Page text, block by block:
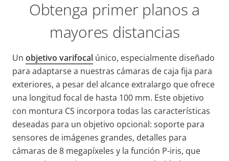
Obtenga primer planos a
mayores distancias
Un objetivo varifocal único, especialmente diseñado
para adaptarse a nuestras cámaras de caja fija para
exteriores, a pesar del alcance extralargo que ofrece
una longitud focal de hasta 100 mm. Este objetivo
con montura CS incorpora todas las características
deseadas para un objetivo opcional: soporte para
sensores de imágenes grandes, detalles para
cámaras de 8 megapíxeles y la función P-iris, que